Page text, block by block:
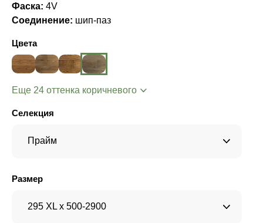
Фаска: 4V
Соединение: шип-паз
Цвета
Еще 24 оттенка коричневого
Селекция
Прайм
Размер
295 XL x 500-2900